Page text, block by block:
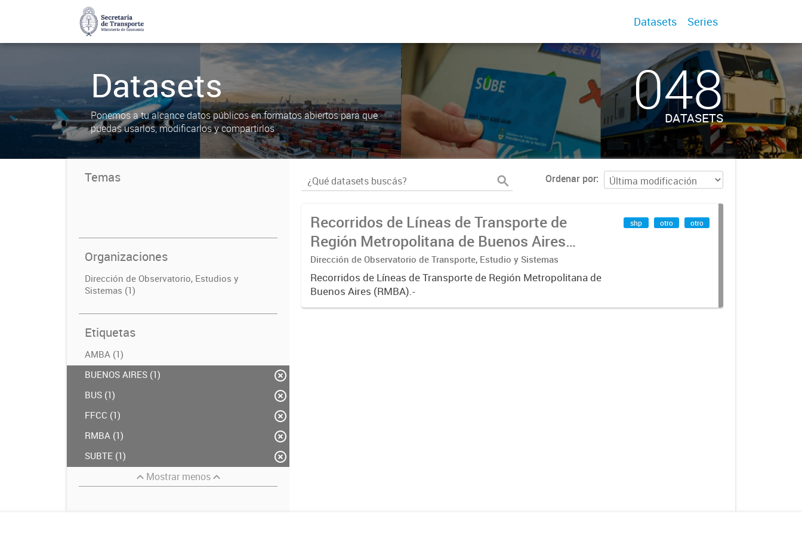
Datasets Series
Datasets
Ponemos a tu alcance datos públicos en formatos abiertos para que
puedas usarlos, modificarlos y compartirlos
048
DATASETS
Temas
Organizaciones
Dirección de Observatorio, Estudios y
Sistemas (1)
Etiquetas
AMBA (1)
BUENOS AIRES (1)
BUS (1)
FFCC (1)
RMBA (1)
SUBTE (1)
Mostrar menos
Ordenar por
Recorridos de Líneas de Transporte de
Región Metropolitana de Buenos Aires
(RMBA)
Dirección de Observatorio de Transporte, Estudio y Sistemas
Recorridos de Líneas de Transporte de Región Metropolitana de
Buenos Aires (RMBA).-
shp otro otro